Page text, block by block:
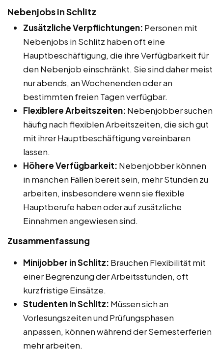
Nebenjobs in Schlitz
Zusätzliche Verpflichtungen: Personen mit
Nebenjobs in Schlitz haben oft eine
Hauptbeschäftigung, die ihre Verfügbarkeit für
den Nebenjob einschränkt. Sie sind daher meist
nur abends, an Wochenenden oder an
bestimmten freien Tagen verfügbar.
Flexiblere Arbeitszeiten: Nebenjobber suchen
häufig nach flexiblen Arbeitszeiten, die sich gut
mit ihrer Hauptbeschäftigung vereinbaren
lassen.
Höhere Verfügbarkeit: Nebenjobber können
in manchen Fällen bereit sein, mehr Stunden zu
arbeiten, insbesondere wenn sie flexible
Hauptberufe haben oder auf zusätzliche
Einnahmen angewiesen sind.
Zusammenfassung
Minijobber in Schlitz: Brauchen Flexibilität mit
einer Begrenzung der Arbeitsstunden, oft
kurzfristige Einsätze.
Studenten in Schlitz: Müssen sich an
Vorlesungszeiten und Prüfungsphasen
anpassen, können während der Semesterferien
mehr arbeiten.